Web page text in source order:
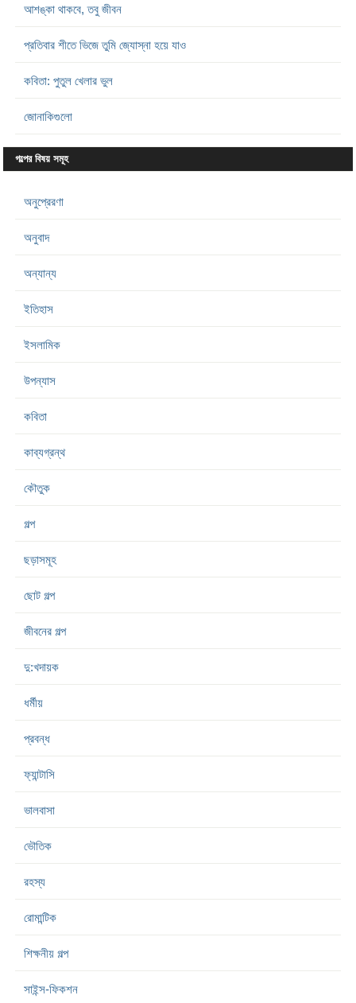
আশঙ্কা থাকবে, তবু জীবন
প্রতিবার শীতে ভিজে তুমি জ্যোস্না হয়ে যাও
কবিতা: পুতুল খেলার ভুল
জোনাকিগুলো
গল্পের বিষয় সমূহ
অনুপ্রেরণা
অনুবাদ
অন্যান্য
ইতিহাস
ইসলামিক
উপন্যাস
কবিতা
কাব্যগ্রন্থ
কৌতুক
গল্প
ছড়াসমূহ
ছোট গল্প
জীবনের গল্প
দু:খদায়ক
ধর্মীয়
প্রবন্ধ
ফ্যান্টাসি
ভালবাসা
ভৌতিক
রহস্য
রোমান্টিক
শিক্ষনীয় গল্প
সাইন্স-ফিকশন